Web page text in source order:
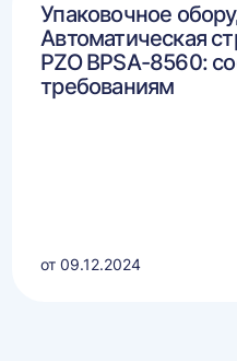
Упаковочное
Автоматическая
PZO BPSA-8560:
требованиям
от 09.12.2024